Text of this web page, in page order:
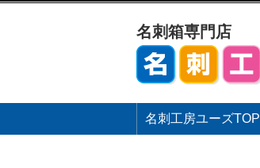
名刺箱専門店
名刺工房ユーズTOP